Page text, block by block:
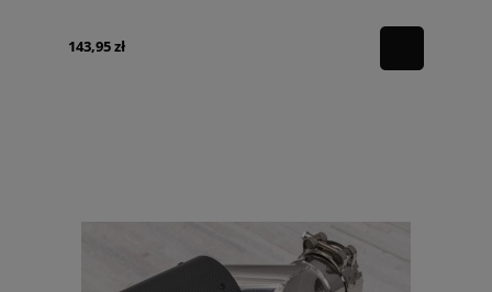
143,95 zł